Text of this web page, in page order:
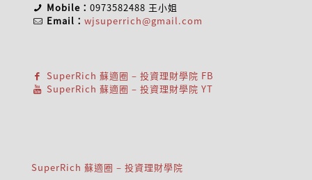
Mobile：0973582488 王小姐
Email：wjsuperrich@gmail.com
SuperRich 蘇適圈 – 投資理財學院 FB
SuperRich 蘇適圈 – 投資理財學院 YT
SuperRich 蘇適圈 – 投資理財學院